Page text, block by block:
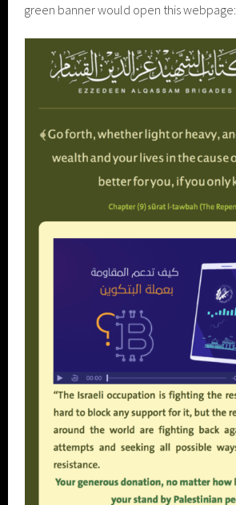
green banner would open this webpage: